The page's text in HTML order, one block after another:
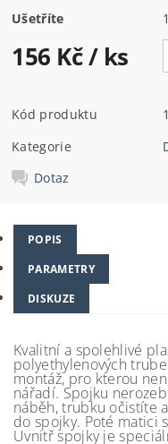
Ušetříte
156 Kč/ ks
Kód produktu
Kategorie
Dotaz
POPIS
PARAMETRY
DISKUZE
Kvalitní a spolehlivé
polyethylenových
montáž, pro kterou
nářadí. Spojku
náběh, trubku očistíte
do spojky. Poté matici
Uvnitř spojky je